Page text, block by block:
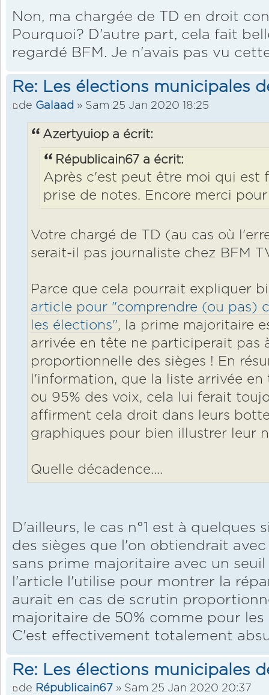
Non, ma chargée de TD en droit
Pourquoi? D'autre part, cela fait
regardé BFM. Je n'avais pas vu
Re: Les élections municipales
de Galaad » Sam 25 Jan 2020 18:25
Azertyuiop a écrit:
Républicain67 a écrit:
Après c'est peut être moi qui est
prise de notes. Encore merci
Votre chargé de TD (au cas où
serait-il pas journaliste chez BFM
Parce que cela pourrait expliquer
article pour "comprendre (ou pas)
les élections", la prime majoritaire
arrivée en tête ne participerait pas
proportionnelle des sièges ! En
l'information, que la liste arrivée
ou 95% des voix, cela lui ferait
affirment cela droit dans leurs
graphiques pour bien illustrer leur
Quelle décadence....
D'ailleurs, le cas n°1 est à quelques
des sièges que l'on obtiendrait
sans prime majoritaire avec un seuil
l'article l'utilise pour montrer la
aurait en cas de scrutin
majoritaire de 50% comme pour
C'est effectivement totalement
Re: Les élections municipales
de Républicain67 » Sam 25 Jan 2020 20:37